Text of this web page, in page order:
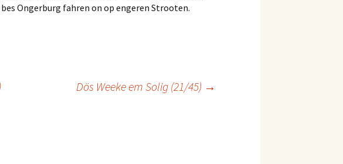
Ongerburg fahren on op engeren Strooten.
Dös Weeke em Solig (21/45) →